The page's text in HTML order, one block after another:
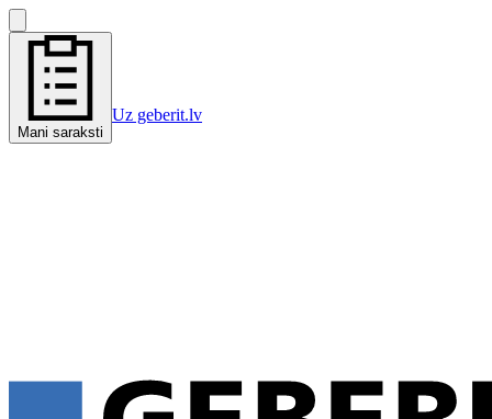
Mani saraksti
Uz geberit.lv